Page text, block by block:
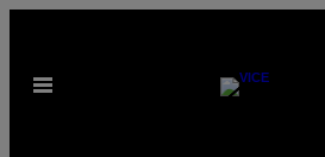
περιεχόμενο
Ανοίξτε